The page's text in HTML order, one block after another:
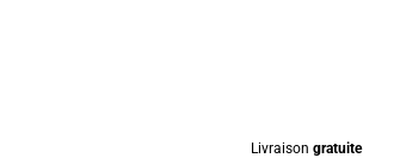
Livraison gratuite